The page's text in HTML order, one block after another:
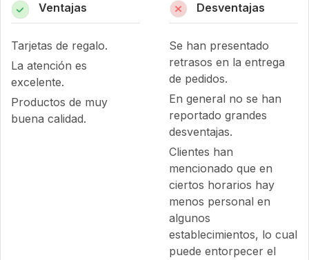
Ventajas
Tarjetas de regalo.
La atención es
excelente.
Productos de muy
buena calidad.
Desventajas
Se han presentado
retrasos en la entrega
de pedidos.
En general no se han
reportado grandes
desventajas.
Clientes han
mencionado que en
ciertos horarios hay
menos personal en
algunos
establecimientos, lo cual
puede entorpecer el